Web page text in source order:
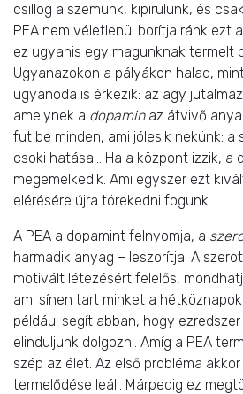
csillog a szemünk, kipirulunk, és
PEA nem véletlenül borítja ránk ezt
ez ugyanis egy magunknak termelt
Ugyanazokon a pályákon halad,
ugyanoda is érkezik: az agy
amelynek a dopaminaz átvivő
fut be minden, ami jólesik nekünk: a
csoki hatása… Ha a központ izzik, a
megemelkedik. Ami egyszer ezt
elérésére újra törekedni fogunk.
A PEA a dopamint felnyomja, a
harmadik anyag – leszorítja. A
motivált létezésért felelős,
ami sínen tart minket a
például segít abban, hogy
elinduljunk dolgozni. Amíg a PEA
szép az élet. Az első probléma
termelődése leáll. Márpedig ez